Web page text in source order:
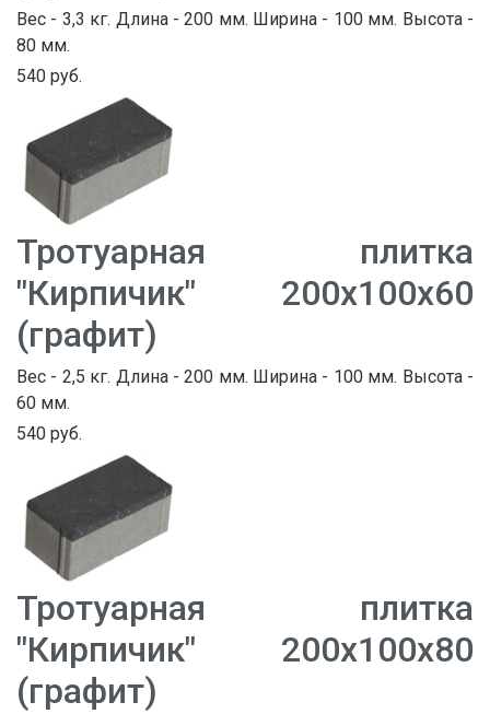
Вес - 3,3 кг. Длина - 200 мм. Ширина - 100 мм. Высота -
80 мм.
540 руб.
Тротуарная плитка
"Кирпичик" 200х100х60
(графит)
Вес - 2,5 кг. Длина - 200 мм. Ширина - 100 мм. Высота -
60 мм.
540 руб.
Тротуарная плитка
"Кирпичик" 200х100х80
(графит)